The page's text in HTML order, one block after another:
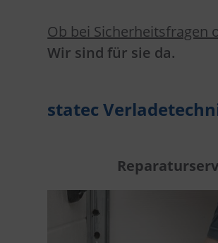
Ob bei Sicherheitsfragen
Wir sind für sie da.
statec